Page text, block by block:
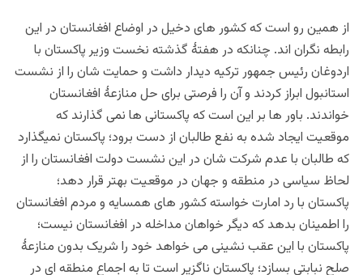
از همین رو است که کشور های دخیل در اوضاع افغانستان در این
رابطه نگران اند. چنانکه در هفتۀ گذشته نخست وزیر پاکستان با
اردوغان رئیس جمهور ترکیه دیدار داشت و حمایت شان را از نشست
استانبول ابراز کردند و آن را فرصتی برای حل منازعۀ افغانستان
خواندند. باور ها بر این است که پاکستانی ها نمی گذارند که
موقعیت ایجاد شده به نفع طالبان از دست برود؛ پاکستان نمیگذارد
که طالبان با عدم شرکت شان در این نشست دولت افغانستان را از
لحاظ سیاسی در منطقه و جهان در موقعیت بهتر قرار دهد؛
پاکستان با رد امارت خواسته کشور های همسایه و مردم افغانستان
را اطمینان بدهد که دیگر خواهان مداخله در افغانستان نیست؛
پاکستان با این عقب نشینی می خواهد خود را شریک بدون منازعۀ
صلح نبابتی بسازد؛ پاکستان ناگزیر است تا به اجماع منطقه ای در